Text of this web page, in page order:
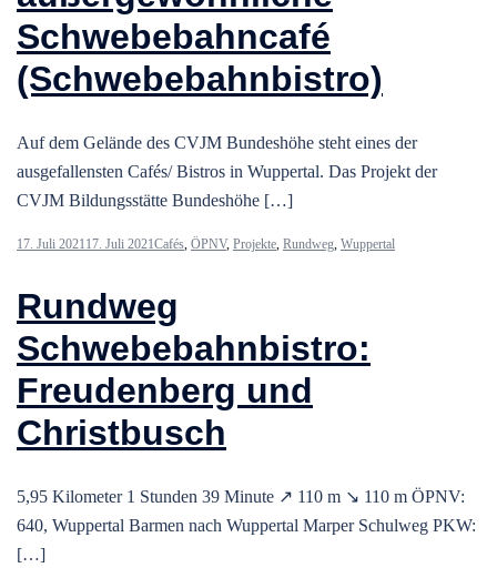
Schwebebahncafé
(Schwebebahnbistro)
Auf dem Gelände des CVJM Bundeshöhe steht eines der
ausgefallensten Cafés/ Bistros in Wuppertal. Das Projekt der
CVJM Bildungsstätte Bundeshöhe […]
17. Juli 202117. Juli 2021Cafés, ÖPNV, Projekte, Rundweg, Wuppertal
Rundweg
Schwebebahnbistro:
Freudenberg und
Christbusch
5,95 Kilometer 1 Stunden 39 Minute ↗ 110 m ↘ 110 m ÖPNV:
640, Wuppertal Barmen nach Wuppertal Marper Schulweg PKW:
[…]